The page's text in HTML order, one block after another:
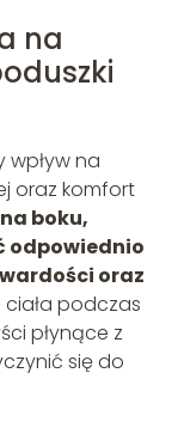
na
wpływ na
oraz komfort
boku,
odpowiednio
oraz
ciała podczas
płynące z
się do